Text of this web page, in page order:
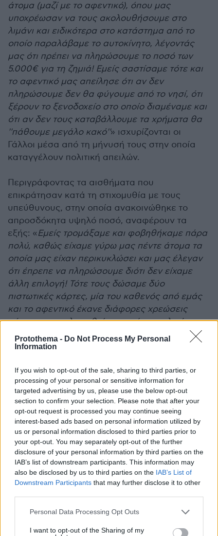
Protothema - Do Not Process My Personal
Information
If you wish to opt-out of the sale, sharing to third parties, or
processing of your personal or sensitive information for
targeted advertising by us, please use the below opt-out
section to confirm your selection. Please note that after your
opt-out request is processed you may continue seeing
interest-based ads based on personal information utilized by
us or personal information disclosed to third parties prior to
your opt-out. You may separately opt-out of the further
disclosure of your personal information by third parties on the
IAB’s list of downstream participants. This information may
also be disclosed by us to third parties on the IAB’s List of
Downstream Participants that may further disclose it to other
Please note that this website/app uses one or more Google
not limited to your visit or usage behaviour. You may click to
Personal Data Processing Opt Outs
I want to opt-out of the Sharing of my
άτομα (μαζί με το αφεντικό), όπου μας
υποχρέωσαν να τους ακολουθήσουμε στο
λιμάνι και ειδικότερα στο κατάστημα από το
οποίο παραλάβαμε το αυτοκίνητο, λέγοντάς
μας ότι πρέπει να πληρώσουμε το ποσό των
5.000€ για τη ζημιά! Εμείς σαστίσαμε τότε και
το αφεντικό μας απείλησε ότι αν δεν
πληρώσουμε δεν θα φύγουμε από το νησί, ότι
ξέρουν το ξενοδοχείο στο οποίο διαμέναμε και
ότι αν δεν τους καταβάλλουμε τα χρήματα θα
''πάθουμε μεγάλο κακό''» ισχυρίζονται οι
Γάλλοι μέσα από τη μήνυσή τους στην οποία
καταγγέλουν πολιτική απειλών.
Περιγράφοντας τα αισθήματα που
επικράτησαν κατά τη στιχομυθία με τους
υπεύθυνους, στην οποία ανακοινώθηκε το
απροσδόκητα υψηλό ποσό, αναφέρουν τα
εξής: «Εμείς τρομάξαμε και φοβηθήκαμε πάρα
πολύ, καθώς είχαμε γύρω μας πέντε άτομα τα
οποία μας είχαν περικυκλώσει και μας έλεγαν
ότι έπρεπε να πληρώσουμε διότι δεν είχαμε
άλλη επιλογή! Τότε τους δώσαμε δύο
πιστωτικές κάρτες, μία του καθενός από εμάς
και το αφεντικό έκανε διάφορες χρεώσεις
μέχρι να συμπληρωθεί το ποσό και τελικά η
πρώτη από εμάς χρεώθηκε το ποσό των 2.000€
και ο δεύτερος από εμάς το ποσό των 3.400€.
άλλο μάρκας KIA, χρώματος άσπρου του
οποίου η ημερομηνία επιστροφής ήτανε στις
16/6/2022»...
Οι Γάλλοι υποστηρίζουν, στο ίδιο κείμενο
καταγγελίας, ότι αρχικά φοβήθηκαν να
αναφέρουν το συμβάν στην τοπική αστυνομία.
Αποφάσισαν να κινηθούν νομικά όταν
επικοινώνησαν με τους γονείς τους και εκείνοι
με τη σειρά τους μίλησαν με δικηγόρο και
έδωσαν στους νεαρούς τη συμβουλή να
καταγγείλουν το περιστατικό σε αστυνομικό